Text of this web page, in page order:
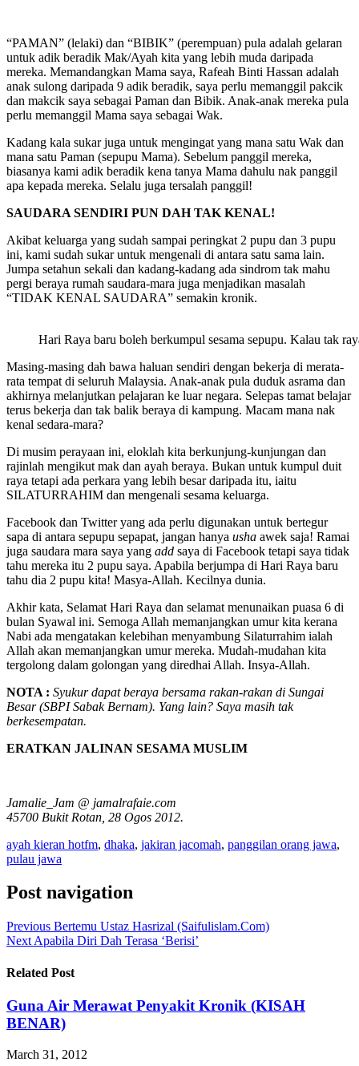
“PAMAN” (lelaki) dan “BIBIK” (perempuan) pula adalah gelaran
untuk adik beradik Mak/Ayah kita yang lebih muda daripada
mereka. Memandangkan Mama saya, Rafeah Binti Hassan adalah
anak sulong daripada 9 adik beradik, saya perlu memanggil pakcik
dan makcik saya sebagai Paman dan Bibik. Anak-anak mereka pula
perlu memanggil Mama saya sebagai Wak.
Kadang kala sukar juga untuk mengingat yang mana satu Wak dan
mana satu Paman (sepupu Mama). Sebelum panggil mereka,
biasanya kami adik beradik kena tanya Mama dahulu nak panggil
apa kepada mereka. Selalu juga tersalah panggil!
SAUDARA SENDIRI PUN DAH TAK KENAL!
Akibat keluarga yang sudah sampai peringkat 2 pupu dan 3 pupu
ini, kami sudah sukar untuk mengenali di antara satu sama lain.
Jumpa setahun sekali dan kadang-kadang ada sindrom tak mahu
pergi beraya rumah saudara-mara juga menjadikan masalah
“TIDAK KENAL SAUDARA” semakin kronik.
Hari Raya baru boleh berkumpul sesama sepupu. Kalau tak
Masing-masing dah bawa haluan sendiri dengan bekerja di merata-
rata tempat di seluruh Malaysia. Anak-anak pula duduk asrama dan
akhirnya melanjutkan pelajaran ke luar negara. Selepas tamat belajar
terus bekerja dan tak balik beraya di kampung. Macam mana nak
kenal sedara-mara?
Di musim perayaan ini, eloklah kita berkunjung-kunjungan dan
rajinlah mengikut mak dan ayah beraya. Bukan untuk kumpul duit
raya tetapi ada perkara yang lebih besar daripada itu, iaitu
SILATURRAHIM dan mengenali sesama keluarga.
Facebook dan Twitter yang ada perlu digunakan untuk bertegur
sapa di antara sepupu sepapat, jangan hanya usha awek saja! Ramai
juga saudara mara saya yang add saya di Facebook tetapi saya tidak
tahu mereka itu 2 pupu saya. Apabila berjumpa di Hari Raya baru
tahu dia 2 pupu kita! Masya-Allah. Kecilnya dunia.
Akhir kata, Selamat Hari Raya dan selamat menunaikan puasa 6 di
bulan Syawal ini. Semoga Allah memanjangkan umur kita kerana
Nabi ada mengatakan kelebihan menyambung Silaturrahim ialah
Allah akan memanjangkan umur mereka. Mudah-mudahan kita
tergolong dalam golongan yang diredhai Allah. Insya-Allah.
NOTA : Syukur dapat beraya bersama rakan-rakan di Sungai
Besar (SBPI Sabak Bernam). Yang lain? Saya masih tak
berkesempatan.
ERATKAN JALINAN SESAMA MUSLIM
Jamalie_Jam @ jamalrafaie.com
45700 Bukit Rotan, 28 Ogos 2012.
ayah kieran hotfm, dhaka, jakiran jacomah, panggilan orang jawa,
pulau jawa
Post navigation
Previous Bertemu Ustaz Hasrizal (Saifulislam.Com)
Next Apabila Diri Dah Terasa ‘Berisi’
Related Post
Guna Air Merawat Penyakit Kronik (KISAH
BENAR)
March 31, 2012